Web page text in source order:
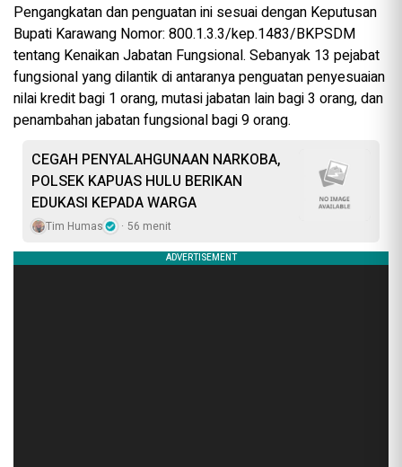
Pengangkatan dan penguatan ini sesuai dengan Keputusan
Bupati Karawang Nomor: 800.1.3.3/kep.1483/BKPSDM
tentang Kenaikan Jabatan Fungsional. Sebanyak 13 pejabat
fungsional yang dilantik di antaranya penguatan penyesuaian
nilai kredit bagi 1 orang, mutasi jabatan lain bagi 3 orang, dan
penambahan jabatan fungsional bagi 9 orang.
CEGAH PENYALAHGUNAAN NARKOBA,
POLSEK KAPUAS HULU BERIKAN
EDUKASI KEPADA WARGA
Tim Humas 56 menit